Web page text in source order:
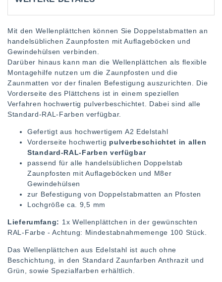
Mit den Wellenplättchen können Sie Doppelstabmatten an
handelsüblichen Zaunpfosten mit Auflageböcken und
Gewindehülsen verbinden.
Darüber hinaus kann man die Wellenplättchen als flexible
Montagehilfe nutzen um die Zaunpfosten und die
Zaunmatten vor der finalen Befestigung auszurichten. Die
Vorderseite des Plättchens ist in einem speziellen
Verfahren hochwertig pulverbeschichtet. Dabei sind alle
Standard-RAL-Farben verfügbar.
Gefertigt aus hochwertigem A2 Edelstahl
Vorderseite hochwertig pulverbeschichtet in allen
Standard-RAL-Farben verfügbar
passend für alle handelsüblichen Doppelstab
Zaunpfosten mit Auflageböcken und M8er
Gewindehülsen
zur Befestigung von Doppelstabmatten an Pfosten
Lochgröße ca. 9,5 mm
Lieferumfang: 1x Wellenplättchen in der gewünschten
RAL-Farbe - Achtung: Mindestabnahmemenge 100 Stück.
Das Wellenplättchen aus Edelstahl ist auch ohne
Beschichtung, in den Standard Zaunfarben Anthrazit und
Grün, sowie Spezialfarben erhältlich.